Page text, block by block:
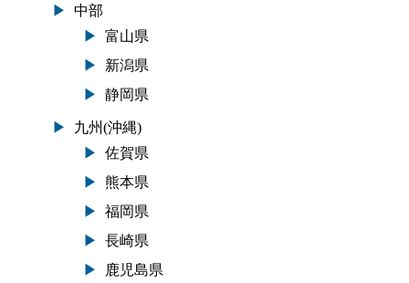
中部
富山県
新潟県
静岡県
九州(沖縄)
佐賀県
熊本県
福岡県
長崎県
鹿児島県